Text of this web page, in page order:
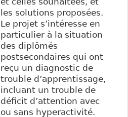
les solutions proposées.
Le projet s’intéresse en
particulier à la situation
des diplômés
postsecondaires qui ont
reçu un diagnostic de
trouble d’apprentissage,
incluant un trouble de
déficit d’attention avec
ou sans hyperactivité.